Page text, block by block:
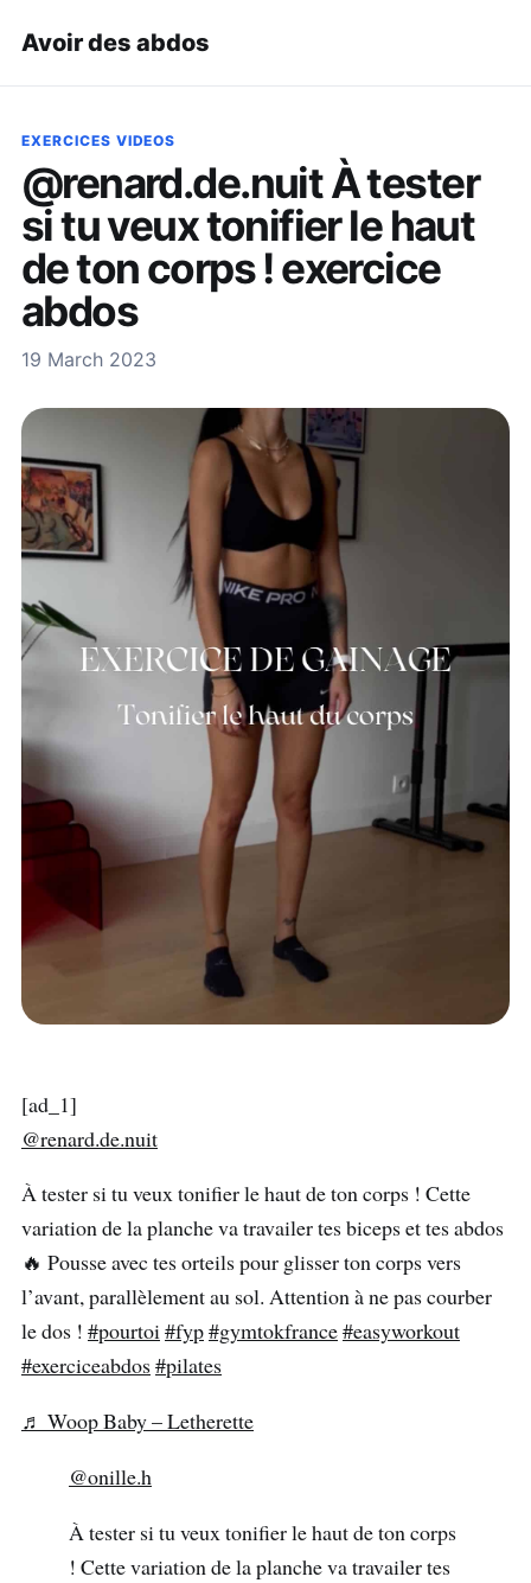
Avoir des abdos
EXERCICES VIDEOS
@renard.de.nuit À tester
si tu veux tonifier le haut
de ton corps ! exercice
abdos
19 March 2023
[ad_1]
@renard.de.nuit
À tester si tu veux tonifier le haut de ton corps ! Cette
variation de la planche va travailer tes biceps et tes abdos
🔥 Pousse avec tes orteils pour glisser ton corps vers
l’avant, parallèlement au sol. Attention à ne pas courber
le dos ! #pourtoi#fyp#gymtokfrance#easyworkout
#exerciceabdos#pilates
♬ Woop Baby – Letherette
@onille.h
À tester si tu veux tonifier le haut de ton corps
! Cette variation de la planche va travailer tes